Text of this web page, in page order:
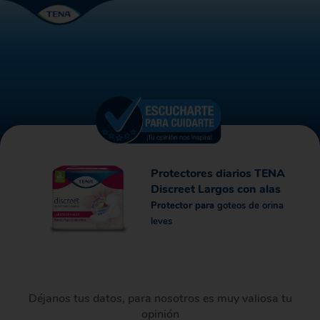
Protectores diarios TENA
Discreet Largos con alas
Protector paragoteos de orina
leves
Déjanos tus datos, para nosotros es muy valiosa tu
opinión